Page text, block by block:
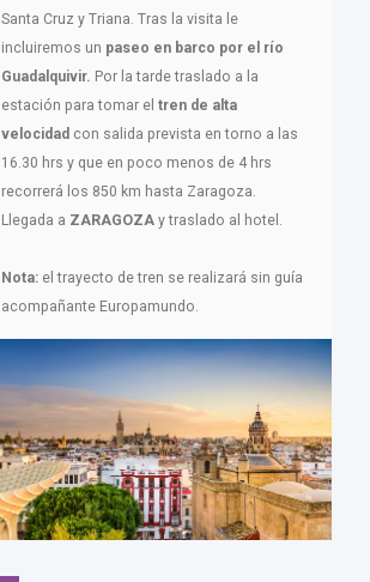
Santa Cruz y Triana. Tras la visita le
incluiremos un paseo en barco por el río
Guadalquivir. Por la tarde traslado a la
estación para tomar el tren de alta
velocidad con salida prevista en torno a las
16.30 hrs y que en poco menos de 4 hrs
recorrerá los 850 km hasta Zaragoza.
Llegada a ZARAGOZA y traslado al hotel.
Nota: el trayecto de tren se realizará sin guía
acompañante Europamundo.